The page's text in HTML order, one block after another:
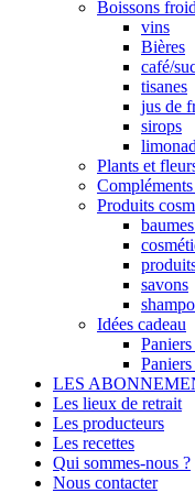
Boissons
vins
Bières
café/
tisanes
jus de
sirops
Plants et
Produits
savons
Idées cadeau
Paniers
LES
Les lieux de retrait
Les producteurs
Les recettes
Qui sommes-nous ?
Nous contacter